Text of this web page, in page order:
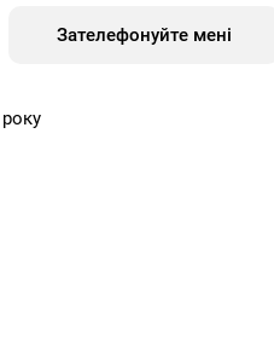
Зателефонуйте мені
року